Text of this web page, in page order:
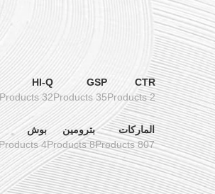
CTR
2 Products
GSP
35 Products
HI-Q
32 Products
الماركات
807 Products
بترومين
8 Products
بوش
4 Products